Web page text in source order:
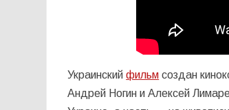
Украинскийфильм создан
Андрей Ногин и Алексей